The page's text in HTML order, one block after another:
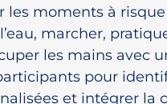
les moments à
marcher,
les mains avec
pour
et intégrer la